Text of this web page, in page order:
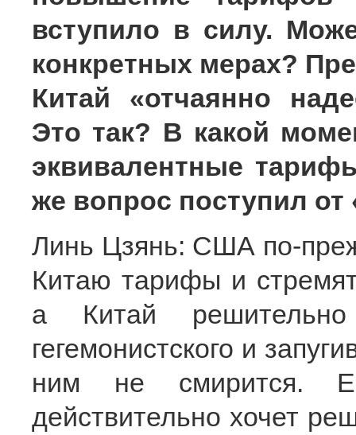
вступило в силу.
конкретных мерах?
Китай «отчаянно
Это так? В какой
эквивалентные
же вопрос поступил от
Линь Цзянь: США по-
Китаю тарифы и
а Китай решительно
гегемонистского и
ним не смирится.
действительно хочет